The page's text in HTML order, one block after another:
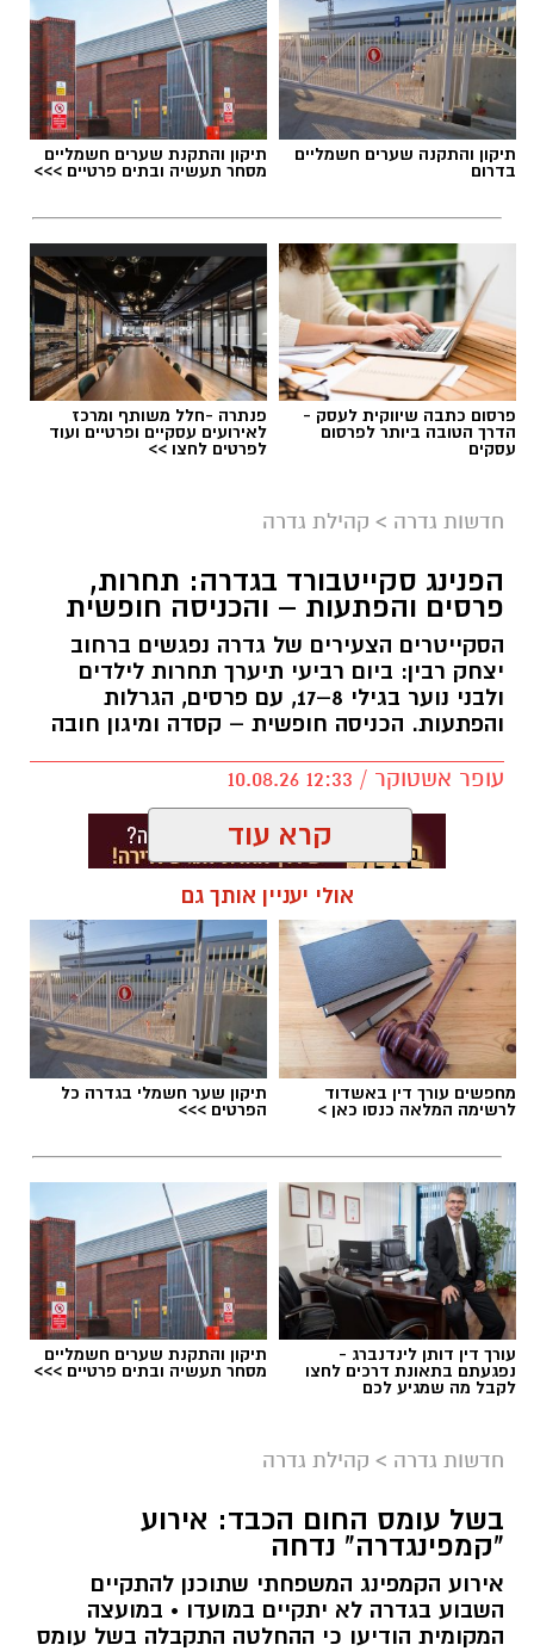
תיקון והתקנה שערים חשמליים
בדרום
תיקון והתקנת שערים חשמליים
מסחר תעשיה ובתים פרטיים >>>
פרסום כתבה שיווקית לעסק -
הדרך הטובה ביותר לפרסום
עסקים
פנתרה -חלל משותף ומרכז
לאירועים עסקיים ופרטיים ועוד
לפרטים לחצו >>
חדשות גדרה > קהילת גדרה
הפנינג סקייטבורד בגדרה: תחרות,
פרסים והפתעות – והכניסה חופשית
הסקייטרים הצעירים של גדרה נפגשים ברחוב
יצחק רבין: ביום רביעי תיערך תחרות לילדים
ולבני נוער בגילי 8–17, עם פרסים, הגרלות
והפתעות. הכניסה חופשית – קסדה ומיגון חובה
עופר אשטוקר / 12:33 10.08.26
תגים:הפנינג סקייטבורד בגדרה
אילוסטרציה AI
וההשתתפות בו ללא תשלום.
במרכז ההפנינג תתקיים תחרות סקייטבורד נושאת
קרא עוד
אולי יעניין אותך גם
מחפשים עורך דין באשדוד
לרשימה המלאה כנסו כאן >
תיקון שער חשמלי בגדרה כל
הפרטים >>>
עורך דין דותן לינדנברג -
נפגעתם בתאונת דרכים לחצו
לקבל מה שמגיע לכם
תיקון והתקנת שערים חשמליים
מסחר תעשיה ובתים פרטיים >>>
חדשות גדרה > קהילת גדרה
בשל עומס החום הכבד: אירוע
"קמפינגדרה" נדחה
אירוע הקמפינג המשפחתי שתוכנן להתקיים
השבוע בגדרה לא יתקיים במועדו • במועצה
המקומית הודיעו כי ההחלטה התקבלה בשל עומס